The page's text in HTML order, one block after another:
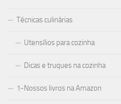
Técnicas culinárias
Utensílios para cozinha
Dicas e truques na cozinha
1-Nossos livros na Amazon